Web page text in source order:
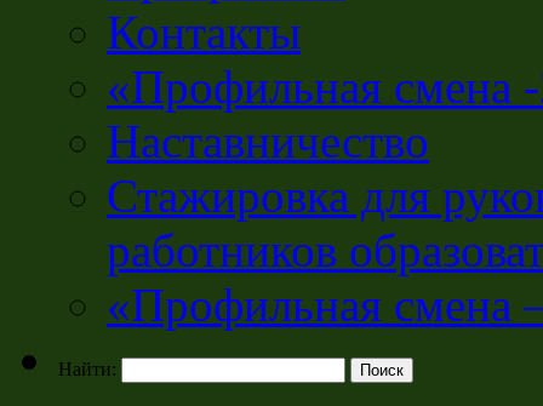
Контакты
«Профильная смена
Наставничество
Стажировка для
работников
«Профильная смена
Найти: